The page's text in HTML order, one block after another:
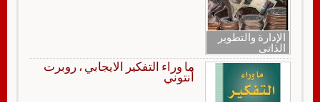
الإدارة والتطوير
الذاتي
ما وراء التفكير الايجابي ، روبرت
أنتوني